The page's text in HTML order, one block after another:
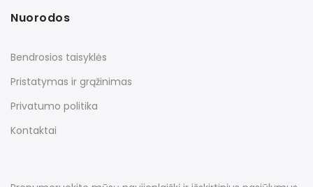
Nuorodos
Bendrosios taisyklės
Pristatymas ir grąžinimas
Privatumo politika
Kontaktai